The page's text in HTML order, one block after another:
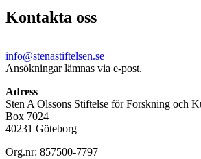
Kontakta oss
info@stenastiftelsen.se
Ansökningar lämnas via e-post.
Adress
Sten A Olssons Stiftelse för Forskning och
Box 7024
40231 Göteborg
Org.nr: 857500-7797